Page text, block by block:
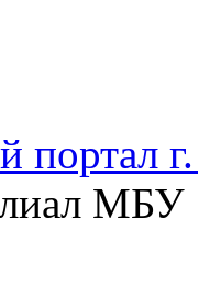
МБУ